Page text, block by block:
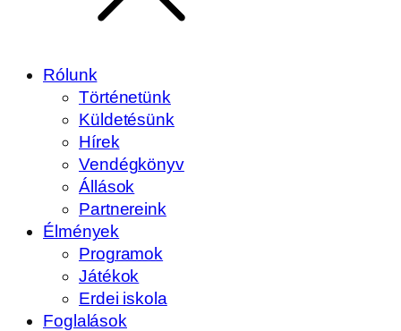
Rólunk
Történetünk
Küldetésünk
Hírek
Vendégkönyv
Állások
Partnereink
Élmények
Programok
Játékok
Erdei iskola
Foglalások